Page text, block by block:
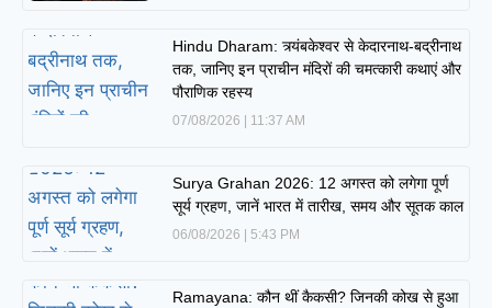
Hindu Dharam: त्र्यंबकेश्वर से केदारनाथ-बद्रीनाथ
तक, जानिए इन प्राचीन मंदिरों की चमत्कारी कथाएं और
पौराणिक रहस्य
07/08/2026 11:37 AM
Surya Grahan 2026: 12 अगस्त को लगेगा पूर्ण
सूर्य ग्रहण, जानें भारत में तारीख, समय और सूतक काल
06/08/2026 5:43 PM
Ramayana: कौन थीं कैकसी? जिनकी कोख से हुआ